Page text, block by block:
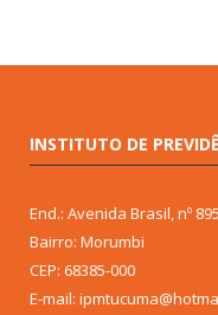
INSTITUTO DE
End.: Avenida Brasil, nº
Bairro: Morumbi
CEP: 68385-000
E-mail: